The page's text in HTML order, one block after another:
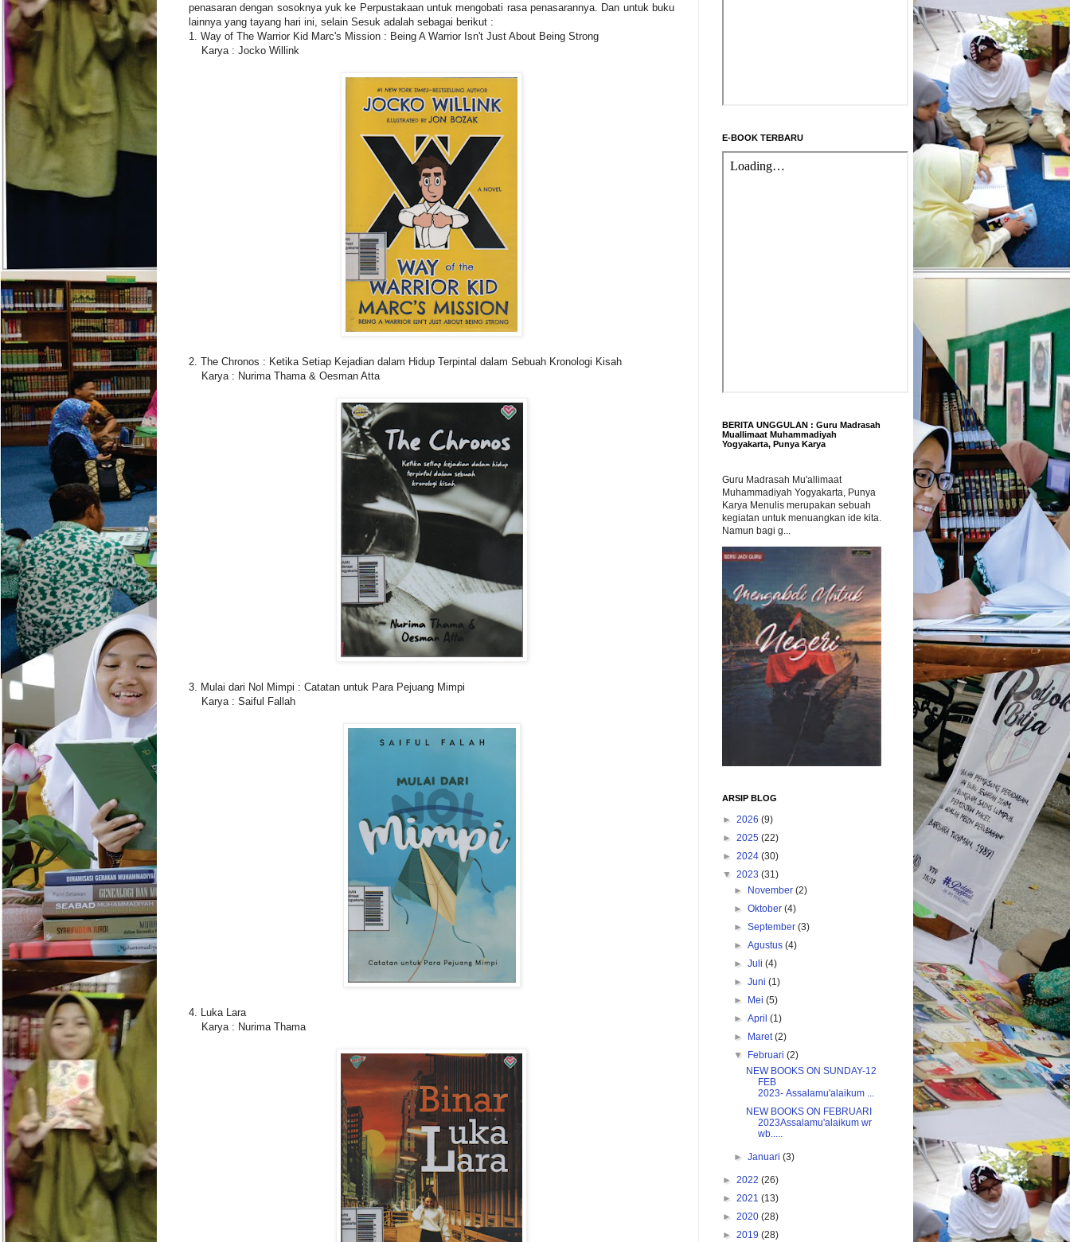
penasaran dengan sosoknya yuk ke Perpustakaan untuk mengobati rasa penasarannya. Dan untuk buku
lainnya yang tayang hari ini, selain Sesuk adalah sebagai berikut :
1. Way of The Warrior Kid Marc's Mission : Being A Warrior Isn't Just About Being Strong
Karya : Jocko Willink
2. The Chronos : Ketika Setiap Kejadian dalam Hidup Terpintal dalam Sebuah Kronologi Kisah
Karya : Nurima Thama & Oesman Atta
3. Mulai dari Nol Mimpi : Catatan untuk Para Pejuang Mimpi
Karya : Saiful Fallah
4. Luka Lara
Karya : Nurima Thama
E-BOOK TERBARU
BERITA UNGGULAN : Guru Madrasah
Muallimaat Muhammadiyah
Yogyakarta, Punya Karya
Guru Madrasah Mu'allimaat
Muhammadiyah Yogyakarta, Punya
Karya Menulis merupakan sebuah
kegiatan untuk menuangkan ide kita.
Namun bagi g...
ARSIP BLOG
► 2026 (9)
► 2025 (22)
► 2024 (30)
▼ 2023 (31)
►
November(2)
►Oktober(4)
►September(3)
►Agustus(4)
►Juli(4)
►Juni(1)
►
Mei(5)
►April(1)
►
Maret(2)
▼
Februari(2)
NEW BOOKS ON SUNDAY-12
FEB
2023- Assalamu'alaikum ...
NEW BOOKS ON FEBRUARI
2023Assalamu'alaikum wr
wb.....
►Januari(3)
► 2022 (26)
► 2021 (13)
► 2020 (28)
► 2019 (28)